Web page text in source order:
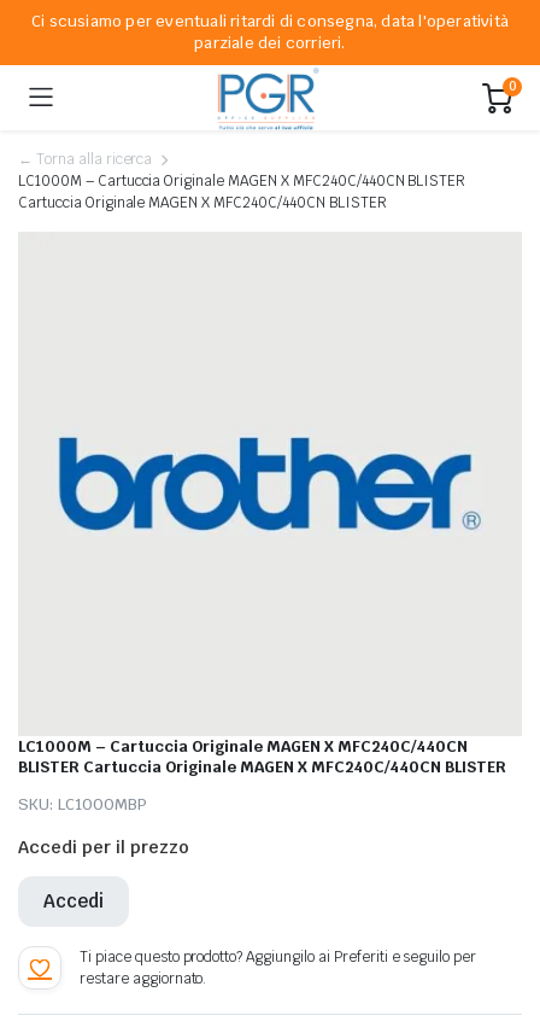
Ci scusiamo per eventuali ritardi di consegna, data l'operatività
parziale dei corrieri.
0
← Torna alla ricerca
LC1000M – Cartuccia Originale MAGEN X MFC240C/440CN BLISTER
Cartuccia Originale MAGEN X MFC240C/440CN BLISTER
LC1000M – Cartuccia Originale MAGEN X MFC240C/440CN
BLISTER Cartuccia Originale MAGEN X MFC240C/440CN BLISTER
SKU: LC1000MBP
Accedi per il prezzo
Accedi